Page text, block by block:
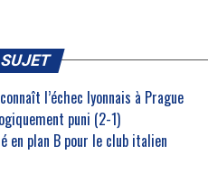
l’échec lyonnais à Prague
puni (2-1)
en plan B pour le club italien